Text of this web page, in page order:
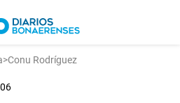
>Conu Rodríguez